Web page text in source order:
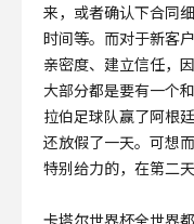
来，或者确认下合同
时间等。而对于新客
亲密度、建立信任，
大部分都是要有一个
拉伯足球队赢了阿根
还放假了一天。可想
特别给力的，在第二